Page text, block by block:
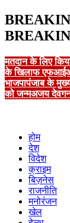
मतदान के लिए
के खिलाफ
भाजपापंजाब के
को जन्मअजय देवगन
होम
देश
विदेश
क्राइम
बिज़नेस
राजनीति
मनोरंजन
खेल